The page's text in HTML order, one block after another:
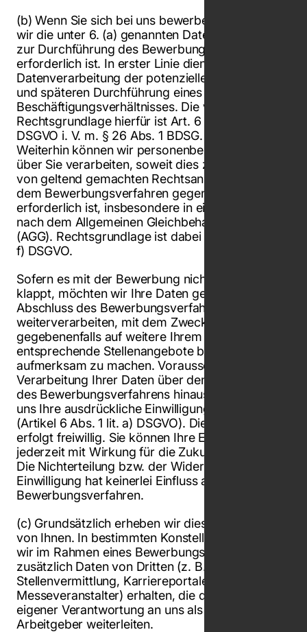
(b) Wenn Sie sich bei uns bewerben, verarbeiten
wir die unter 6. (a) genannten Daten, soweit dies
zur Durchführung des Bewerbungsverfahrens
erforderlich ist. In erster Linie dient die
Datenverarbeitung der potenziellen Begründung
und späteren Durchführung eines
Beschäftigungsverhältnisses. Die vorrangige
Rechtsgrundlage hierfür ist Art. 6 Abs. 1 lit. b)
DSGVO i. V. m. § 26 Abs. 1 BDSG.
Weiterhin können wir personenbezogene Daten
über Sie verarbeiten, soweit dies zur Abwehr
von geltend gemachten Rechtsansprüchen aus
dem Bewerbungsverfahren gegen uns
erforderlich ist, insbesondere in einem Verfahren
nach dem Allgemeinen Gleichbehandlungsgesetz
(AGG). Rechtsgrundlage ist dabei Art. 6 Abs. 1 lit.
f) DSGVO.
Sofern es mit der Bewerbung nicht auf Anhieb
klappt, möchten wir Ihre Daten gerne auch nach
Abschluss des Bewerbungsverfahrens
weiterverarbeiten, mit dem Zweck Sie
gegebenenfalls auf weitere Ihrem Profil
entsprechende Stellenangebote bei uns
aufmerksam zu machen. Voraussetzung für die
Verarbeitung Ihrer Daten über den Abschluss
des Bewerbungsverfahrens hinaus ist, dass Sie
uns Ihre ausdrückliche Einwilligung erteilen
(Artikel 6 Abs. 1 lit. a) DSGVO). Die Einwilligung
erfolgt freiwillig. Sie können Ihre Einwilligung
jederzeit mit Wirkung für die Zukunft widerrufen.
Die Nichterteilung bzw. der Widerruf dieser
Einwilligung hat keinerlei Einfluss auf das
Bewerbungsverfahren.
(c) Grundsätzlich erheben wir diese Daten direkt
von Ihnen. In bestimmten Konstellationen können
wir im Rahmen eines Bewerbungsverfahrens
zusätzlich Daten von Dritten (z. B.
Stellenvermittlung, Karriereportale oder
Messeveranstalter) erhalten, die diese Daten in
eigener Verantwortung an uns als potenzielle
Arbeitgeber weiterleiten.